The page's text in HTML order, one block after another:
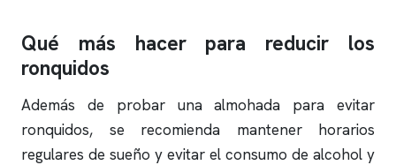
Qué más hacer para reducir los
ronquidos
Además de probar una almohada para evitar
ronquidos, se recomienda mantener horarios
regulares de sueño y evitar el consumo de alcohol y